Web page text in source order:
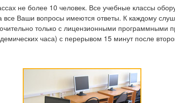
не более 10 человек. Все учебные классы
все Ваши вопросы имеются ответы. К каждому
только с лицензионными программными
часа) с перерывом 15 минут после